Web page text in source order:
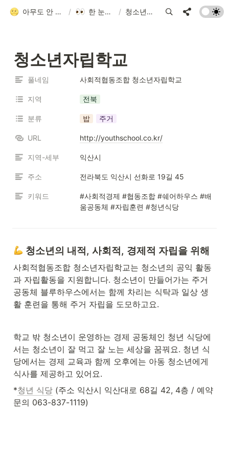
아무도 안 알려줘서 만든 청소년 네트워크 가이드 / 한 눈에 모아보기 / 청소년자립학교
청소년자립학교
풀네임 사회적협동조합 청소년자립학교
지역 전북
분류 밥 주거
URL http://youthschool.co.kr/
지역-세부 익산시
주소 전라북도 익산시 선화로 19길 45
키워드
#사회적경제 #협동조합 #쉐어하우스 #배
움공동체 #자립훈련 #청년식당
청소년의 내적, 사회적, 경제적 자립을 위해
사회적협동조합 청소년자립학교는 청소년의 공익 활동
과 자립활동을 지원합니다. 청소년이 만들어가는 주거
공동체 블루하우스에서는 함께 차리는 식탁과 일상 생
활 훈련을 통해 주거 자립을 도모하고요.
학교 밖 청소년이 운영하는 경제 공동체인 청년 식당에
서는 청소년이 잘 먹고 잘 노는 세상을 꿈꿔요. 청년 식
당에서는 경제 교육과 함께 오후에는 아동 청소년에게
식사를 제공하고 있어요.
*청년 식당 (주소 익산시 익산대로 68길 42, 4층 / 예약
문의 063-837-1119)